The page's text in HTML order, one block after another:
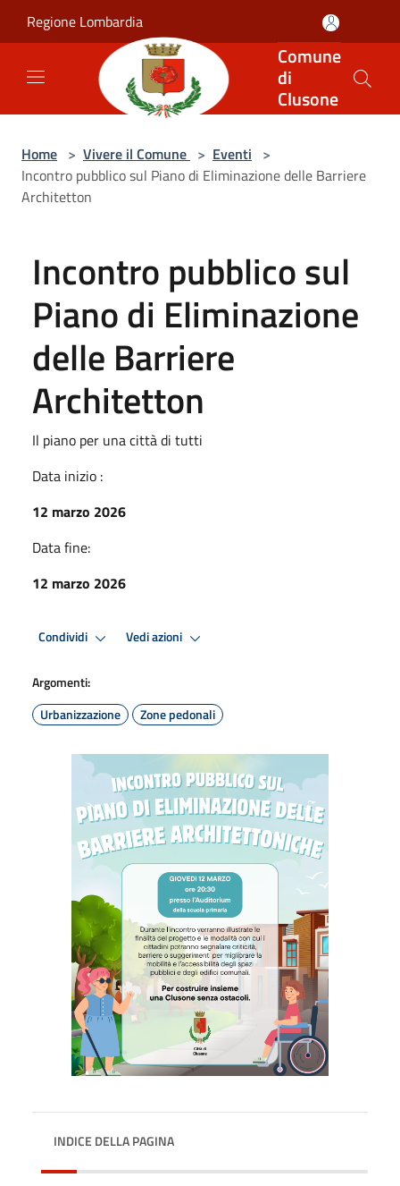
Regione Lombardia
Comune
di
Clusone
Home > Vivere il Comune > Eventi >
Incontro pubblico sul Piano di Eliminazione delle Barriere
Architetton
Incontro pubblico sul
Piano di Eliminazione
delle Barriere
Architetton
Il piano per una città di tutti
Data inizio :
12 marzo 2026
Data fine:
12 marzo 2026
Condividi Vedi azioni
Argomenti:
Urbanizzazione
Zone pedonali
INDICE DELLA PAGINA